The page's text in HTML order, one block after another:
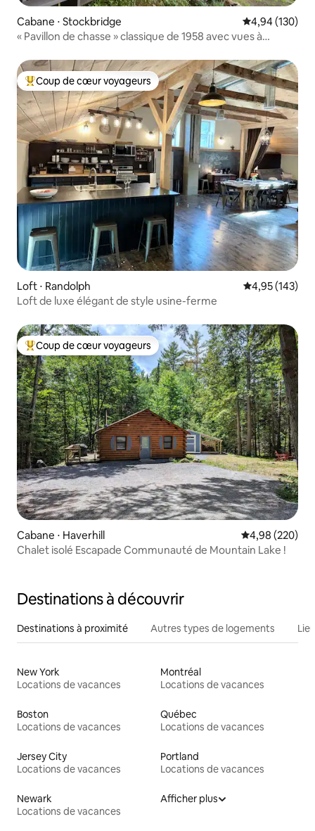
Cabane ⋅ Stockbridge Évaluation
4,94 (130)
« Pavillon de chasse » classique de 1958 avec vues à
Coups de cœur voyageurs les plus appréciés
Coup de cœur voyageurs
Loft ⋅ Randolph Évaluation
4,95 (143)
Loft de luxe élégant de style usine-ferme
Coups de cœur voyageurs les plus appréciés
Coup de cœur voyageurs
Cabane ⋅ Haverhill Évaluation
4,98 (220)
Chalet isolé Escapade Communauté de Mountain Lake !
Destinations à découvrir
Destinations à proximité Autres types de logements
New York
Locations de vacances
Montréal
Locations de vacances
Boston
Locations de vacances
Québec
Locations de vacances
Jersey City
Locations de vacances
Portland
Locations de vacances
Newark
Locations de vacances
Afficher plus